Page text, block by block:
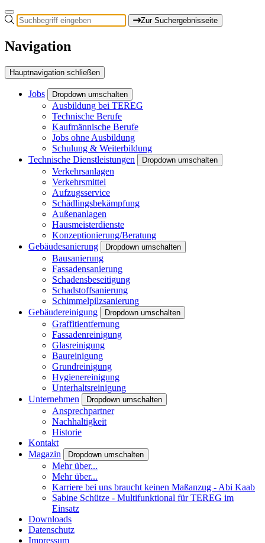
Zur Suchergebnisseite
Navigation
Hauptnavigation schließen
Jobs Dropdown umschalten
Ausbildung bei TEREG
Technische Berufe
Kaufmännische Berufe
Jobs ohne Ausbildung
Schulung & Weiterbildung
Technische Dienstleistungen
Dropdown umschalten
Verkehrsanlagen
Verkehrsmittel
Aufzugsservice
Schädlingsbekämpfung
Außenanlagen
Hausmeisterdienste
Konzeptionierung/Beratung
Gebäudesanierung
Dropdown umschalten
Bausanierung
Fassadensanierung
Schadensbeseitigung
Schadstoffsanierung
Schimmelpilzsanierung
Gebäudereinigung
Dropdown umschalten
Graffitientfernung
Fassadenreinigung
Glasreinigung
Baureinigung
Grundreinigung
Hygienereinigung
Unterhaltsreinigung
Unternehmen
Dropdown umschalten
Ansprechpartner
Nachhaltigkeit
Historie
Kontakt
Magazin
Dropdown umschalten
Mehr über...
Mehr über...
Karriere bei uns braucht keinen Maßanzug - Abi Kaab
Sabine Schütze - Multifunktional für TEREG im
Einsatz
Downloads
Datenschutz
Impressum